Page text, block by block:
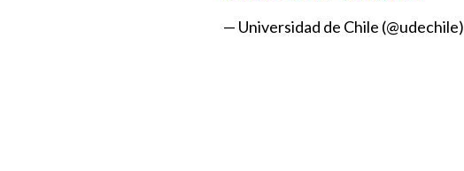
— Universidad de Chile (@udechile)